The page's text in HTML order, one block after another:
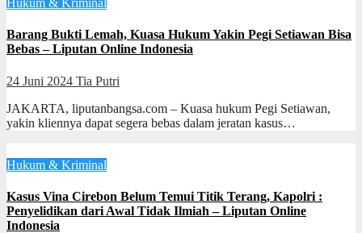
Hukum & Kriminal
Barang Bukti Lemah, Kuasa Hukum Yakin Pegi Setiawan Bisa
Bebas – Liputan Online Indonesia
24 Juni 2024 Tia Putri
JAKARTA, liputanbangsa.com – Kuasa hukum Pegi Setiawan,
yakin kliennya dapat segera bebas dalam jeratan kasus…
Hukum & Kriminal
Kasus Vina Cirebon Belum Temui Titik Terang, Kapolri :
Penyelidikan dari Awal Tidak Ilmiah – Liputan Online
Indonesia